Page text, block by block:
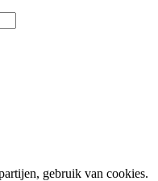
gebruik van cookies.